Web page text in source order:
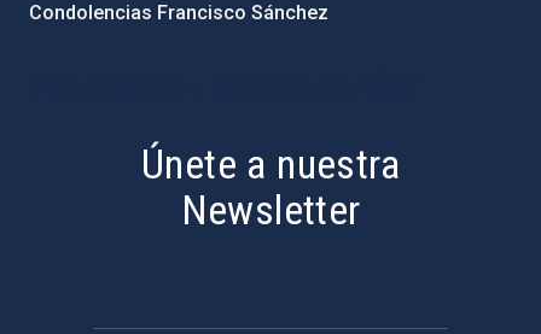
Condolencias Francisco Sánchez
Únete a nuestra
Newsletter